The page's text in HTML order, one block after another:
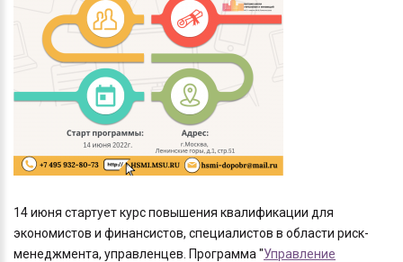
14 июня стартует курс повышения квалификации для
экономистов и финансистов, специалистов в области риск-
менеджмента, управленцев. Программа "Управление